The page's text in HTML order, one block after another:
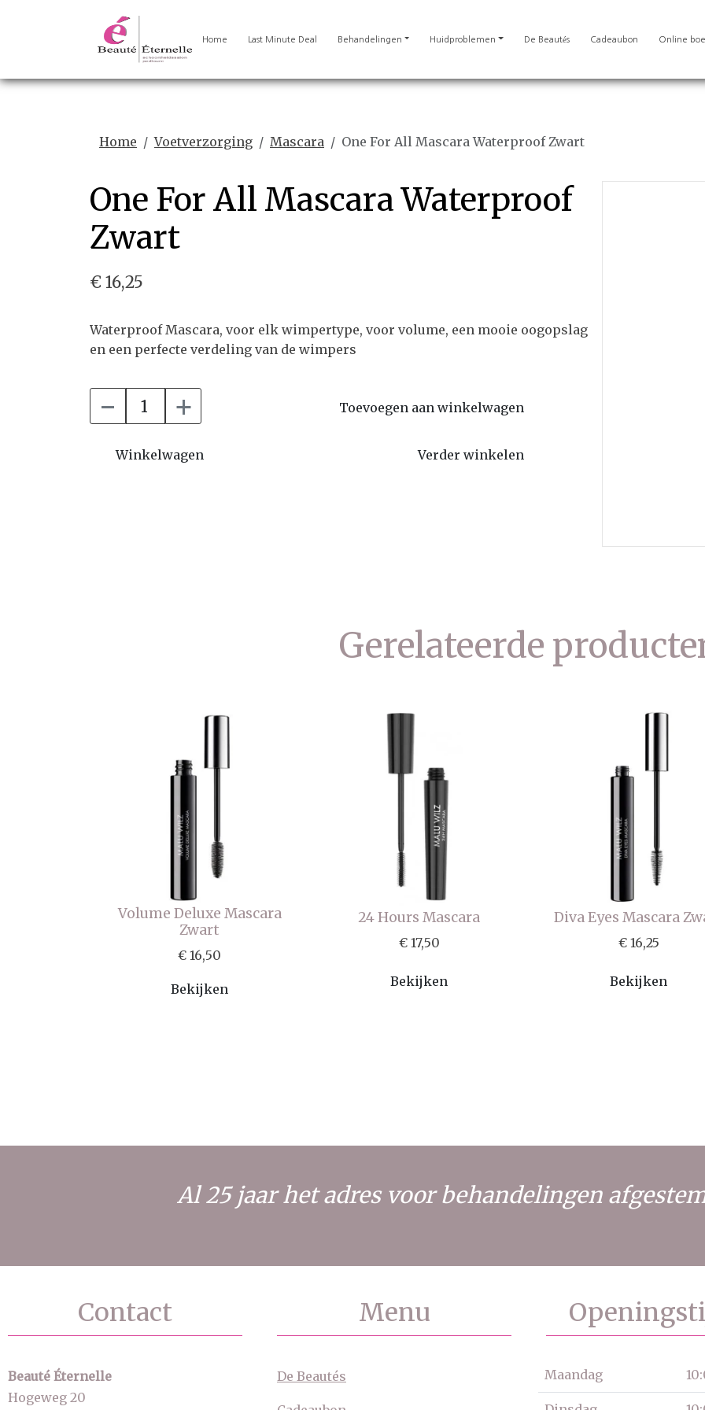
Home Last Minute Deal Behandelingen Huidproblemen De Beautés Cadeaubon Online
Home Voetverzorging Mascara One For All Mascara Waterproof Zwart
One For All Mascara Waterproof
Zwart
€ 16,25
Waterproof Mascara, voor elk wimpertype, voor volume, een mooie oogopslag
en een perfecte verdeling van de wimpers
- + Toevoegen aan winkelwagen
Winkelwagen Verder winkelen
Gerelateerde
Volume Deluxe Mascara
Zwart
€ 16,50
Bekijken
24 Hours Mascara
€ 17,50
Bekijken
Diva Eyes Mascara
€ 16,25
Bekijken
Al 25 jaar het adres voor behandelingen
Contact
Beauté Éternelle
Hogeweg 20
Menu
De Beautés Maandag